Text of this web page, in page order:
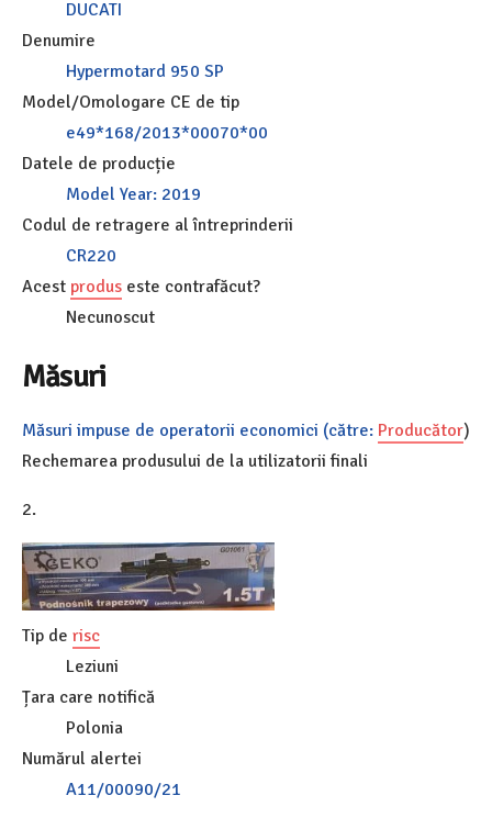
DUCATI
Denumire
Hypermotard 950 SP
Model/Omologare CE de tip
e49*168/2013*00070*00
Datele de producție
Model Year: 2019
Codul de retragere al întreprinderii
CR220
Acest produs este contrafăcut?
Necunoscut
Măsuri
Măsuri impuse de operatorii economici (către: Producător)
Rechemarea produsului de la utilizatorii finali
2.
Tip de risc
Leziuni
Țara care notifică
Polonia
Numărul alertei
A11/00090/21